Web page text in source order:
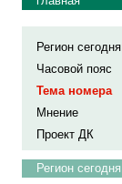
Регион сегодня
Часовой пояс
Тема номера
Мнение
Проект ДК
Регион сегодня